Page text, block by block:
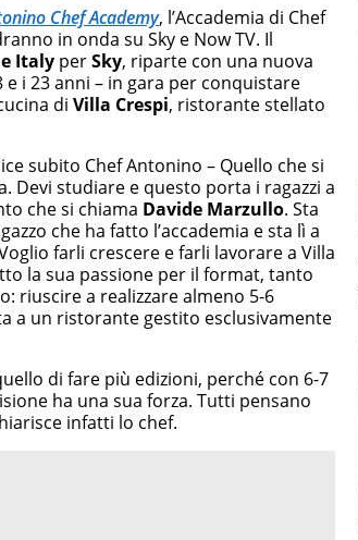
Chef Academy, l’Accademia di Chef
in onda su Sky e Now TV. Il
Italy perSky, riparte con una nuova
i 23 anni – in gara per conquistare
di Villa Crespi, ristorante stellato
subito Chef Antonino – Quello che si
Devi studiare e questo porta i ragazzi a
che si chiama Davide Marzullo. Sta
che ha fatto l’accademia e sta lì a
farli crescere e farli lavorare a Villa
la sua passione per il format, tanto
riuscire a realizzare almeno 5-6
a un ristorante gestito esclusivamente
di fare più edizioni, perché con 6-7
ha una sua forza. Tutti pensano
infatti lo chef.